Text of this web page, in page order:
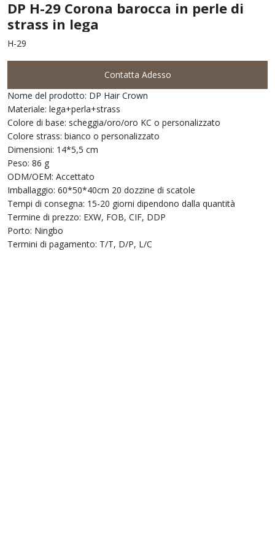
DP H-29 Corona barocca in perle di
strass in lega
H-29
Contatta Adesso
Nome del prodotto: DP Hair Crown
Materiale: lega+perla+strass
Colore di base: scheggia/oro/oro KC o personalizzato
Colore strass: bianco o personalizzato
Dimensioni: 14*5,5 cm
Peso: 86 g
ODM/OEM: Accettato
Imballaggio: 60*50*40cm 20 dozzine di scatole
Tempi di consegna: 15-20 giorni dipendono dalla quantità
Termine di prezzo: EXW, FOB, CIF, DDP
Porto: Ningbo
Termini di pagamento: T/T, D/P, L/C